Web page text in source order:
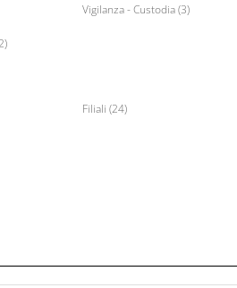
Vigilanza - Custodia (3)
Filiali (24)